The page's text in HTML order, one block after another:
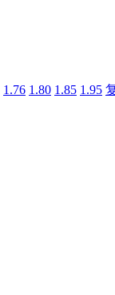
1.76 1.80 1.85 1.95